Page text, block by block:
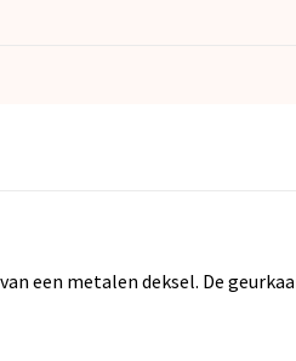
een metalen deksel. De